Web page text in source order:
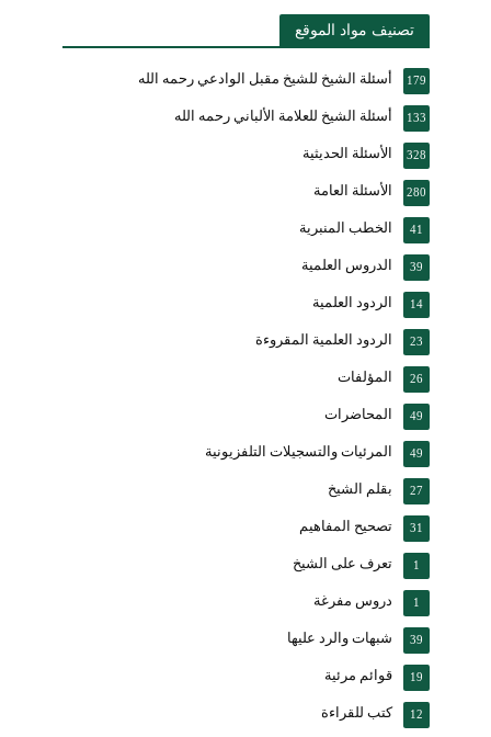
تصنيف مواد الموقع
أسئلة الشيخ للشيخ مقبل الوادعي رحمه الله 179
أسئلة الشيخ للعلامة الألباني رحمه الله 133
الأسئلة الحديثية 328
الأسئلة العامة 280
الخطب المنبرية 41
الدروس العلمية 39
الردود العلمية 14
الردود العلمية المقروءة 23
المؤلفات 26
المحاضرات 49
المرئيات والتسجيلات التلفزيونية 49
بقلم الشيخ 27
تصحيح المفاهيم 31
تعرف على الشيخ 1
دروس مفرغة 1
شبهات والرد عليها 39
قوائم مرئية 19
كتب للقراءة 12